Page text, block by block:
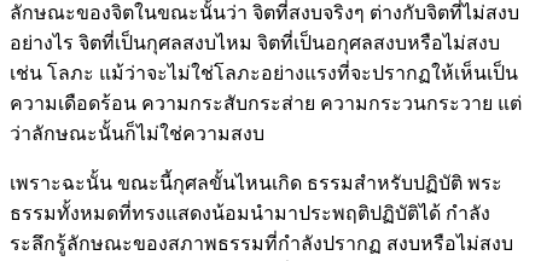
ลักษณะของจิตในขณะนั้นว่า จิตที่สงบจริงๆ ต่างกับจิตที่ไม่สงบ
อย่างไร จิตที่เป็นกุศลสงบไหม จิตที่เป็นอกุศลสงบหรือไม่สงบ
เช่น โลภะ แม้ว่าจะไม่ใช่โลภะอย่างแรงที่จะปรากฏให้เห็นเป็น
ความเดือดร้อน ความกระสับกระส่าย ความกระวนกระวาย แต่
ว่าลักษณะนั้นก็ไม่ใช่ความสงบ
เพราะฉะนั้น ขณะนี้กุศลขั้นไหนเกิด ธรรมสำหรับปฏิบัติ พระ
ธรรมทั้งหมดที่ทรงแสดงน้อมนำมาประพฤติปฏิบัติได้ กำลัง
ระลึกรู้ลักษณะของสภาพธรรมที่กำลังปรากฏ สงบหรือไม่สงบ